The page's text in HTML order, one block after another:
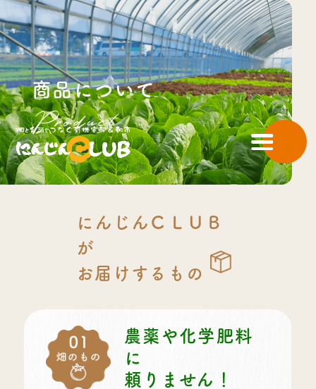
商品について
にんじんＣＬＵＢ
が
お届けするもの
農薬や化学肥料
に
頼りません！